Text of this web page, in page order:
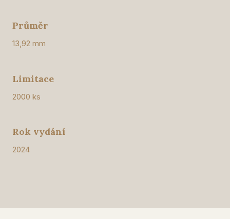
Průměr
13,92 mm
Limitace
2000 ks
Rok vydání
2024